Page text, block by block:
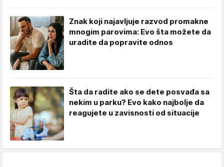
Znak koji najavljuje razvod promakne
mnogim parovima: Evo šta možete da
uradite da popravite odnos
Šta da radite ako se dete posvađa sa
nekim u parku? Evo kako najbolje da
reagujete u zavisnosti od situacije